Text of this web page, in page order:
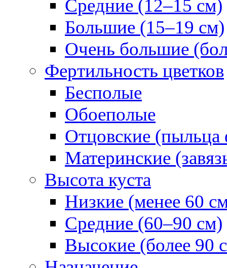
Средние (12–15 см)
Большие (15–19 см)
Очень большие
Фертильность цветков
Бесполые
Обоеполые
Отцовские (пыльца
Материнские
Высота куста
Низкие (менее 60
Средние (60–90 см)
Высокие (более 90